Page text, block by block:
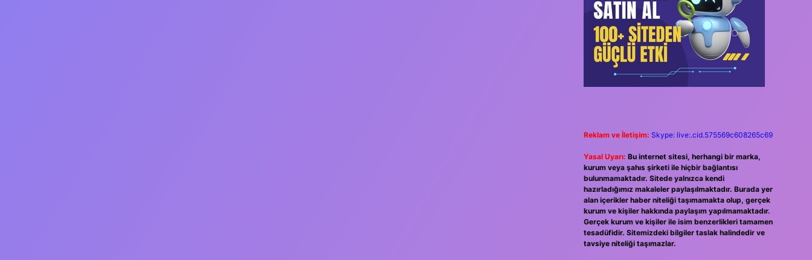
Reklam ve İletişim: Skype: live:.cid.575569c608265c69
Yasal Uyarı: Bu internet sitesi, herhangi bir marka,
kurum veya şahıs şirketi ile hiçbir bağlantısı
bulunmamaktadır. Sitede yalnızca kendi
hazırladığımız makaleler paylaşılmaktadır. Burada yer
alan içerikler haber niteliği taşımamakta olup, gerçek
kurum ve kişiler hakkında paylaşım yapılmamaktadır.
Gerçek kurum ve kişiler ile isim benzerlikleri tamamen
tesadüfidir. Sitemizdeki bilgiler taslak halindedir ve
tavsiye niteliği taşımazlar.